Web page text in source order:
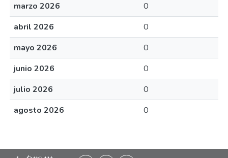
marzo 2026
0
abril 2026
0
mayo 2026
0
junio 2026
0
julio 2026
0
agosto 2026
0